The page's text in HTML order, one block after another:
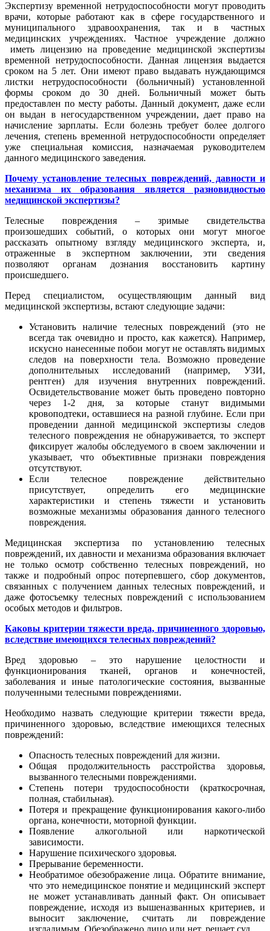
Экспертизу временной нетрудоспособности могут проводить
врачи, которые работают как в сфере государственного и
муниципального здравоохранения, так и в частных
медицинских учреждениях. Частное учреждение должно
иметь лицензию на проведение медицинской экспертизы
временной нетрудоспособности. Данная лицензия выдается
сроком на 5 лет. Они имеют право выдавать нуждающимся
листки нетрудоспособности (больничный) установленной
формы сроком до 30 дней. Больничный может быть
предоставлен по месту работы. Данный документ, даже если
он выдан в негосударственном учреждении, дает право на
начисление зарплаты. Если болезнь требует более долгого
лечения, степень временной нетрудоспособности определяет
уже специальная комиссия, назначаемая руководителем
данного медицинского заведения.
Почему установление телесных повреждений, давности и
механизма их образования является разновидностью
медицинской экспертизы?
Телесные повреждения – зримые свидетельства
произошедших событий, о которых они могут многое
рассказать опытному взгляду медицинского эксперта, и,
отраженные в экспертном заключении, эти сведения
позволяют органам дознания восстановить картину
происшедшего.
Перед специалистом, осуществляющим данный вид
медицинской экспертизы, встают следующие задачи:
Установить наличие телесных повреждений (это не
всегда так очевидно и просто, как кажется). Например,
искусно нанесенные побои могут не оставлять видимых
следов на поверхности тела. Возможно проведение
дополнительных исследований (например, УЗИ,
рентген) для изучения внутренних повреждений.
Освидетельствование может быть проведено повторно
через 1-2 дня, за которые станут видимыми
кровоподтеки, оставшиеся на разной глубине. Если при
проведении данной медицинской экспертизы следов
телесного повреждения не обнаруживается, то эксперт
фиксирует жалобы обследуемого в своем заключении и
указывает, что объективные признаки повреждения
отсутствуют.
Если телесное повреждение действительно
присутствует, определить его медицинские
характеристики и степень тяжести и установить
возможные механизмы образования данного телесного
повреждения.
Медицинская экспертиза по установлению телесных
повреждений, их давности и механизма образования включает
не только осмотр собственно телесных повреждений, но
также и подробный опрос потерпевшего, сбор документов,
связанных с получением данных телесных повреждений, и
даже фотосъемку телесных повреждений с использованием
особых методов и фильтров.
Каковы критерии тяжести вреда, причиненного здоровью,
вследствие имеющихся телесных повреждений?
Вред здоровью – это нарушение целостности и
функционирования тканей, органов и конечностей,
заболевания и иные патологические состояния, вызванные
полученными телесными повреждениями.
Необходимо назвать следующие критерии тяжести вреда,
причиненного здоровью, вследствие имеющихся телесных
повреждений:
Опасность телесных повреждений для жизни.
Общая продолжительность расстройства здоровья,
вызванного телесными повреждениями.
Степень потери трудоспособности (краткосрочная,
полная, стабильная).
Потеря и прекращение функционирования какого-либо
органа, конечности, моторной функции.
Появление алкогольной или наркотической
зависимости.
Нарушение психического здоровья.
Прерывание беременности.
Необратимое обезображение лица. Обратите внимание,
что это немедицинское понятие и медицинский эксперт
не может устанавливать данный факт. Он описывает
повреждение, исходя из вышеназванных критериев, и
выносит заключение, считать ли повреждение
изгладимым. Обезображено лицо или нет, решает суд.